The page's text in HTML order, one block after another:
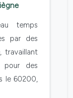
temps
par des
travaillant
pour des
le 60200,